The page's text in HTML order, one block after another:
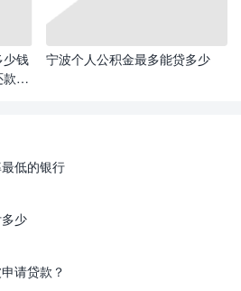
少钱
款额
宁波个人公积金最多能贷多少
低的银行
少
请贷款？